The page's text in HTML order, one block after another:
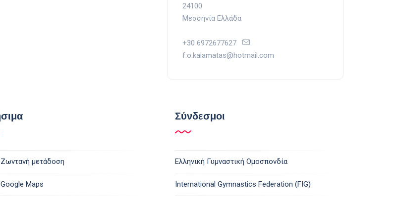
24100
Μεσσηνία Ελλάδα
+30 6972677627
f.o.kalamatas@hotmail.com
Ζωντανή μετάδοση
Google Maps
Σύνδεσμοι
Ελληνική Γυμναστική Ομοσπονδία
International Gymnastics Federation (FIG)